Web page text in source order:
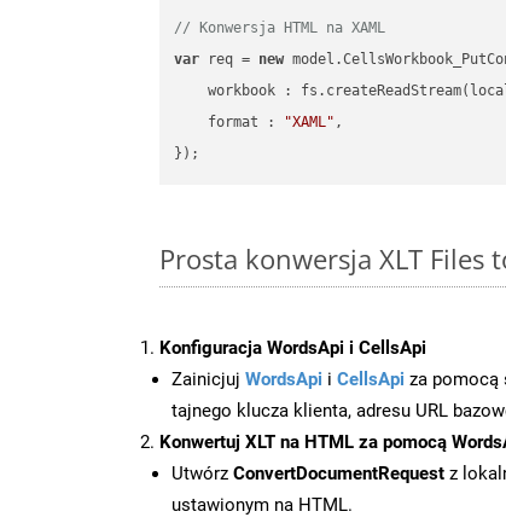
// Konwersja HTML na XAML
var req = new
workbook :
format : "XAML" ,
Prosta konwersja XLT Files
Konfiguracja WordsApi i CellsApi
Zainicjuj WordsApi i CellsApi za pomocą
tajnego klucza klienta, adresu URL
Konwertuj XLT na HTML za pomocą
Utwórz ConvertDocumentRequest z
ustawionym na HTML.